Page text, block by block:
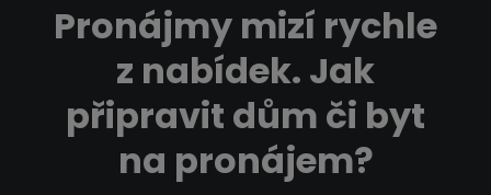
Pronájmy mizí rychle
z nabídek. Jak
připravit dům či byt
na pronájem?